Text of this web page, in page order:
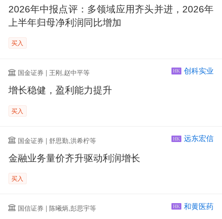
2026年中报点评：多领域应用齐头并进，2026年
上半年归母净利润同比增加
买入
国金证券 | 王刚,赵中平等 HK 创科实业
增长稳健，盈利能力提升
买入
国金证券 | 舒思勤,洪希柠等 HK 远东宏信
金融业务量价齐升驱动利润增长
买入
国信证券 | 陈曦炳,彭思宇等 HK 和黄医药